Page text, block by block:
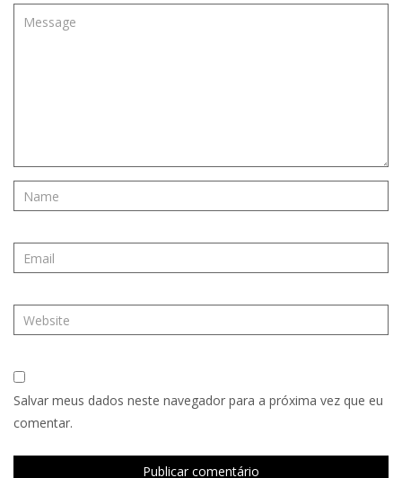
Salvar meus dados neste navegador para a próxima vez que eu
comentar.